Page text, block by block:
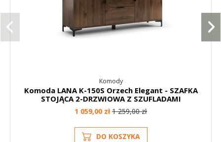
Komody
Komoda LANA K-150S Orzech Elegant - SZAFKA
STOJĄCA 2-DRZWIOWA Z SZUFLADAMI
1 059,00 zł1 259,00 zł
DO KOSZYKA